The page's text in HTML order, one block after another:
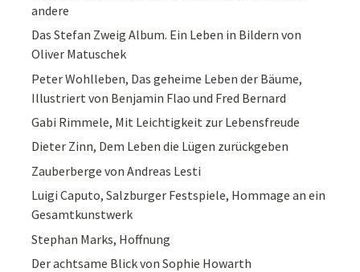
andere
Das Stefan Zweig Album. Ein Leben in Bildern von
Oliver Matuschek
Peter Wohlleben, Das geheime Leben der Bäume,
Illustriert von Benjamin Flao und Fred Bernard
Gabi Rimmele, Mit Leichtigkeit zur Lebensfreude
Dieter Zinn, Dem Leben die Lügen zurückgeben
Zauberberge von Andreas Lesti
Luigi Caputo, Salzburger Festspiele, Hommage an ein
Gesamtkunstwerk
Stephan Marks, Hoffnung
Der achtsame Blick von Sophie Howarth